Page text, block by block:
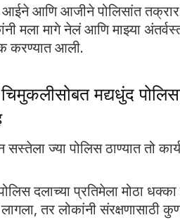
आईने आणि आजीने पोलिसांत
मला मागे नेलं आणि माझ्या
करण्यात आली.
चिमुकलीसोबत मद्यधुंद
ज्या पोलिस ठाण्यात तो
दलाच्या प्रतिमेला मोठा
तर लोकांनी